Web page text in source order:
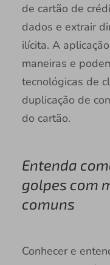
de cartão de
dados e extrair
ilícita. A
maneiras e
tecnológicas de
duplicação de
do cartão.
Entenda
golpes com
comuns
Conhecer e